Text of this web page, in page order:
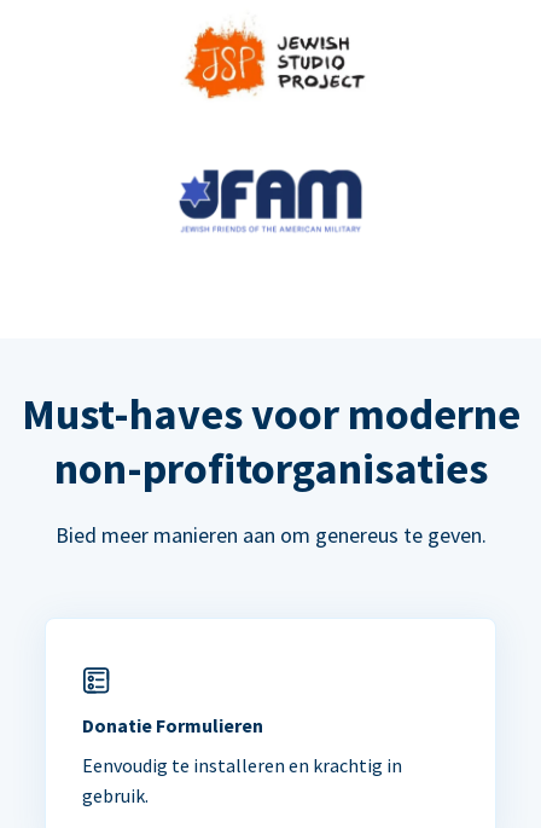
Must-haves voor moderne
non-profitorganisaties
Bied meer manieren aan om genereus te geven.
Donatie Formulieren
Eenvoudig te installeren en krachtig in
gebruik.